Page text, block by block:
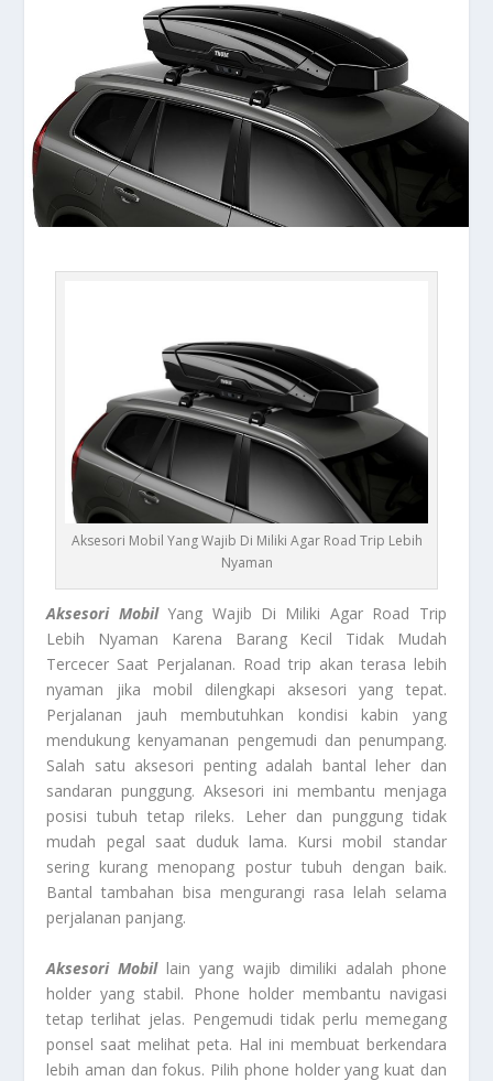
Aksesori Mobil Yang Wajib Di Miliki Agar Road Trip Lebih
Nyaman
Aksesori MobilYang Wajib Di Miliki Agar Road Trip
Lebih Nyaman Karena Barang Kecil Tidak Mudah
Tercecer Saat Perjalanan. Road trip akan terasa lebih
nyaman jika mobil dilengkapi aksesori yang tepat.
Perjalanan jauh membutuhkan kondisi kabin yang
mendukung kenyamanan pengemudi dan penumpang.
Salah satu aksesori penting adalah bantal leher dan
sandaran punggung. Aksesori ini membantu menjaga
posisi tubuh tetap rileks. Leher dan punggung tidak
mudah pegal saat duduk lama. Kursi mobil standar
sering kurang menopang postur tubuh dengan baik.
Bantal tambahan bisa mengurangi rasa lelah selama
perjalanan panjang.
Aksesori Mobillain yang wajib dimiliki adalah phone
holder yang stabil. Phone holder membantu navigasi
tetap terlihat jelas. Pengemudi tidak perlu memegang
ponsel saat melihat peta. Hal ini membuat berkendara
lebih aman dan fokus. Pilih phone holder yang kuat dan